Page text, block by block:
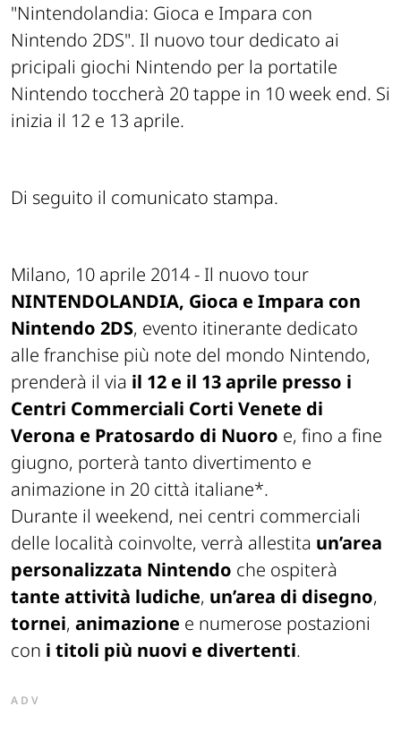
"Nintendolandia: Gioca e Impara con
Nintendo 2DS". Il nuovo tour dedicato ai
pricipali giochi Nintendo per la portatile
Nintendo toccherà 20 tappe in 10 week end. Si
inizia il 12 e 13 aprile.
Di seguito il comunicato stampa.
Milano, 10 aprile 2014- Il nuovo tour
NINTENDOLANDIA, Gioca e Impara con
Nintendo 2DS, evento itinerante dedicato
alle franchise più note del mondo Nintendo,
prenderà il via il 12 e il 13 aprile presso i
Centri Commerciali Corti Venete di
Verona e Pratosardo di Nuoro e, fino a fine
giugno, porterà tanto divertimento e
animazione in 20 città italiane*.
Durante il weekend, nei centri commerciali
delle località coinvolte, verrà allestita un’area
personalizzata Nintendo che ospiterà
tante attività ludiche, un’area di disegno,
tornei, animazione e numerose postazioni
con i titoli più nuovi e divertenti.
ADV